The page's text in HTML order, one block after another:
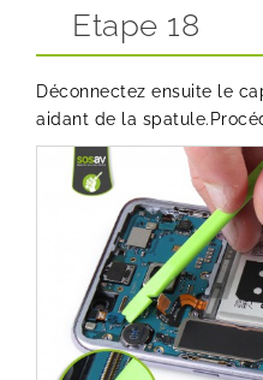
Etape 18
Déconnectez ensuite le
aidant de la